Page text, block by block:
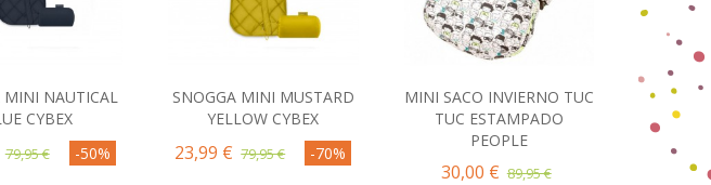
MINI NAUTICAL
CYBEX
79,95 € -50%
Comprar
SNOGGA MINI MUSTARD
YELLOW CYBEX
23,99 € 79,95 € -70%
Comprar
MINI SACO INVIERNO TUC
TUC ESTAMPADO
PEOPLE
30,00 € 89,95 €